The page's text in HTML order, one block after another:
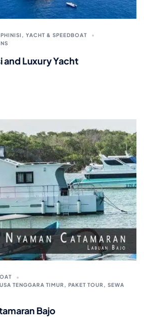
PHINISI, YACHT & SPEEDBOAT
and Luxury Yacht
TENGGARA TIMUR , PAKET TOUR , SEWA
Bajo